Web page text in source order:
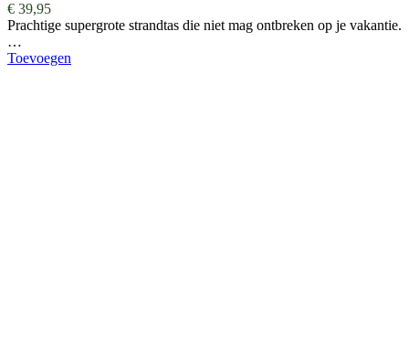
€ 39,95
Prachtige supergrote strandtas die niet mag ontbreken op je vakantie.
…
Toevoegen